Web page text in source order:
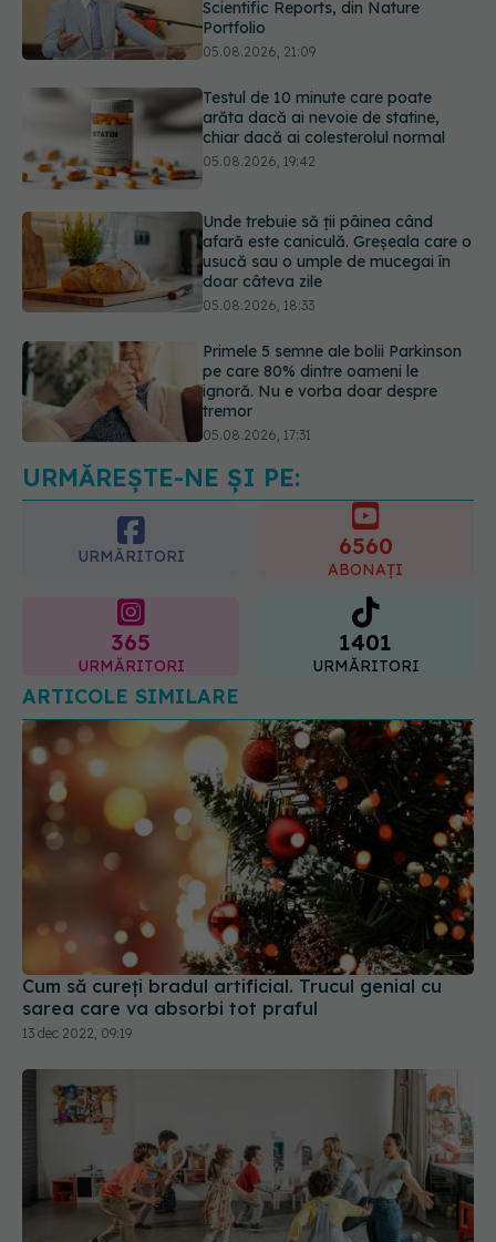
Testul de 10 minute care poate
arăta dacă ai nevoie de statine,
chiar dacă ai colesterolul normal
Unde trebuie să ții pâinea când
afară este caniculă. Greșeala care o
usucă sau o umple de mucegai în
05.08.2026, 18:33
Primele 5 semne ale bolii Parkinson
pe care 80% dintre oameni le
ignoră. Nu e vorba doar despre
05.08.2026, 17:31
Gabriela Cristea, manifest pentru
respect și acceptare: Corpul
fiecăruia spune o poveste
URMĂREȘTE-NE ȘI PE:
URMĂRITORI 6560
ABONAȚI
365
URMĂRITORI
1401
URMĂRITORI
ARTICOLE SIMILARE
Cum să cureți bradul artificial. Trucul genial cu
sarea care va absorbi tot praful
13 dec 2022, 09:19